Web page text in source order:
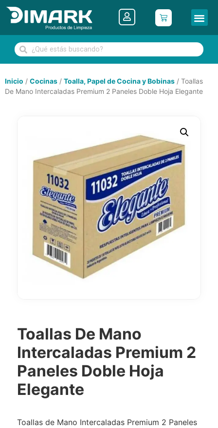
Inicio / Cocinas / Toalla, Papel de Cocina y Bobinas / Toallas
De Mano Intercaladas Premium 2 Paneles Doble Hoja Elegante
Toallas De Mano
Intercaladas Premium 2
Paneles Doble Hoja
Elegante
Toallas de Mano Intercaladas Premium 2 Paneles